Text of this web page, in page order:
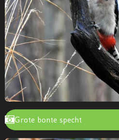
Grote bonte specht